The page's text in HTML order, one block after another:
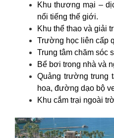
Khu thương mại –
nổi tiếng thế giới.
Khu thể thao và giải
Trường học liên cấp
Trung tâm chăm sóc
Bể bơi trong nhà và
Quảng trường trung
hoa, đường dạo bộ
Khu cắm trại ngoài